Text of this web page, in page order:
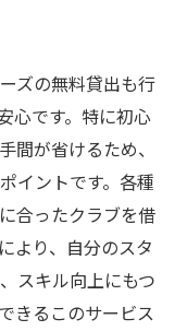
ズの無料貸出も行
心です。特に初心
間が省けるため、
イントです。各種
合ったクラブを借
より、自分のスタ
スキル向上にもつ
きるこのサービス